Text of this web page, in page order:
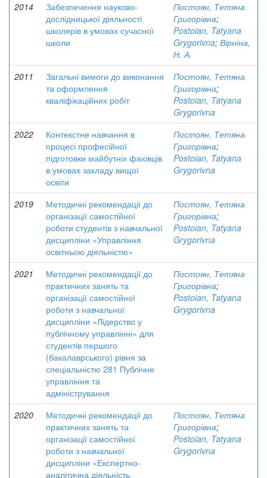
2014
Забезпечення науково-
дослідницької діяльності
школярів в умовах сучасної
школи
Постоян, Тетяна
Григорівна;
Postoian, Tatyana
Grygorivna; Вірніна,
Н. А.
2011
Загальні вимоги до виконання
та оформлення
кваліфікаційних робіт
Постоян, Тетяна
Григорівна;
Postoian, Tatyana
Grygorivna
2022
Контекстне навчання в
процесі професійної
підготовки майбутніх фахівців
в умовах закладу вищої
освіти
Постоян, Тетяна
Григорівна;
Postoian, Tatyana
Grygorivna
2019
Методичні рекомендації до
організації самостійної
роботи студентів з навчальної
дисципліни «Управління
освітньою діяльністю»
Постоян, Тетяна
Григорівна;
Postoian, Tatyana
Grygorivna
2021
Методичні рекомендації до
практичних занять та
організації самостійної
роботи з навчальної
дисципліни «Лідерство у
публічному управлінні» для
студентів першого
(бакалаврського) рівня за
спеціальністю 281 Публічне
управління та
адміністрування
Постоян, Тетяна
Григорівна;
Postoian, Tatyana
Grygorivna
2020
Методичні рекомендації до
практичних занять та
організації самостійної
роботи з навчальної
дисципліни «Експертно-
аналітична діяльність
Постоян, Тетяна
Григорівна;
Postoian, Tatyana
Grygorivna